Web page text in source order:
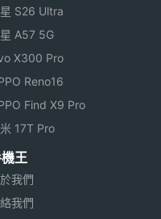
您撥號更方便
x 320pixels 螢幕解
製
機
書功能
高至 2GB 記憶體容
S26 Ultra
A57 5G
X300 Pro
Reno16
Find X9 Pro
17T Pro
王
我們
我們